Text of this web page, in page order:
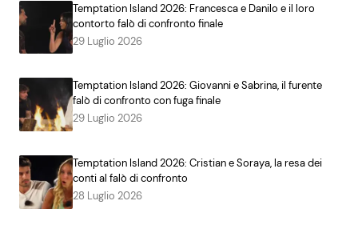
Temptation Island 2026: Francesca e Danilo e il loro
contorto falò di confronto finale
29 Luglio 2026
Temptation Island 2026: Giovanni e Sabrina, il furente
falò di confronto con fuga finale
29 Luglio 2026
Temptation Island 2026: Cristian e Soraya, la resa dei
conti al falò di confronto
28 Luglio 2026